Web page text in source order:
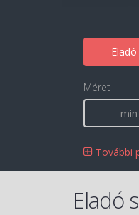
Eladó
Méret
További
Eladó